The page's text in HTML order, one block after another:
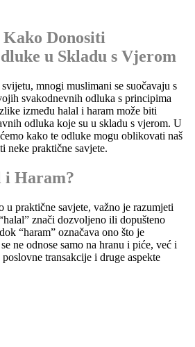
Donositi
u Skladu s Vjerom
mnogi muslimani se suočavaju s
svakodnevnih odluka s principima
između halal i haram može biti
odluka koje su u skladu s vjerom. U
kako te odluke mogu oblikovati naš
neke praktične savjete.
i Haram?
u praktične savjete, važno je razumjeti
znači dozvoljeno ili dopušteno
“haram” označava ono što je
ne odnose samo na hranu i piće, već i
transakcije i druge aspekte